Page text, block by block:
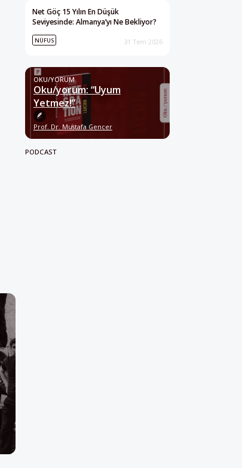
Net Göç 15 Yılın En Düşük
Seviyesinde: Almanya’yı Ne Bekliyor?
NÜFUS 31 Tem 2026
OKU/YORUM
Oku/yorum: “Uyum
Yetmez!”
Prof. Dr. Mustafa Gencer
PODCAST